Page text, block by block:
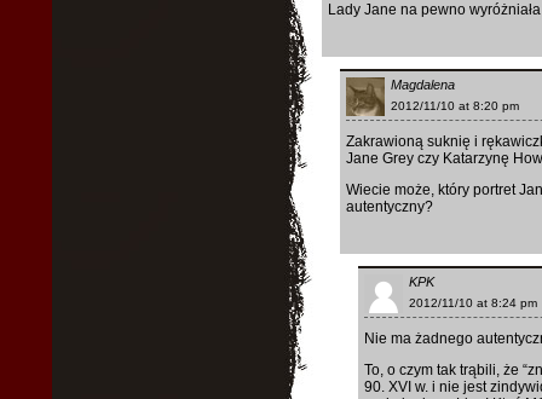
Lady Jane na pewno
Magdalena
2012/11/10 at 8:20 pm
Zakrawioną suknię i
Jane Grey czy Katarzynę
Wiecie może, który portret
autentyczny?
KPK
2012/11/10 at 8:24 pm
Nie ma żadnego
To, o czym tak trąbili, że
90. XVI w. i nie jest